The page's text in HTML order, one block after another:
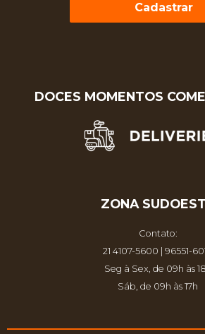
Cadastrar
DOCES MOMENTOS
ZONA
Contato:
21 4107-5600 | 96551-
Seg à Sex, de 09h às
Sáb, de 09h às 17h